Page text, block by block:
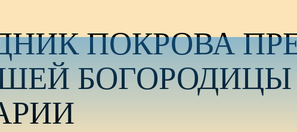
ПОКРОВА
БОГОРОДИЦЫ